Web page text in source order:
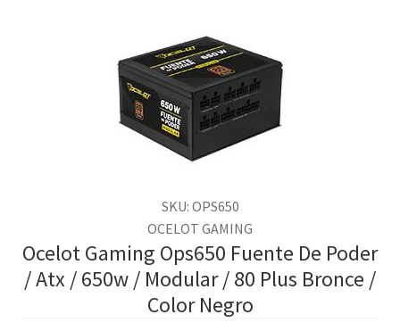
SKU: OPS650
OCELOT GAMING
Ocelot Gaming Ops650 Fuente De Poder
/ Atx / 650w / Modular / 80 Plus Bronce /
Color Negro